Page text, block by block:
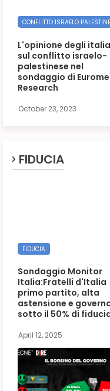
CONFLITTO ISRAELO
L'opinione degli
sul conflitto israelo-
palestinese nel
sondaggio di
Research
October 23, 2023
FIDUCIA
FIDUCIA
Sondaggio Monitor
Italia:Fratelli d'Italia
primo partito, alta
astensione e
sotto il 50% di
April 12, 2025